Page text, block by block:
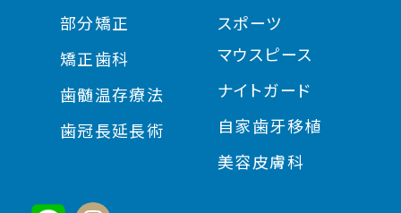
部分矯正
矯正歯科
歯髄温存療法
歯冠長延長術
スポーツ
マウスピース
ナイトガード
自家歯牙移植
美容皮膚科